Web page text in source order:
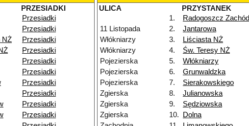
PRZESIADKI
Przesiadki
Przesiadki
NŻ
Przesiadki
Przesiadki
Przesiadki
Przesiadki
Przesiadki
Przesiadki
Przesiadki
Przesiadki
ULICA
PRZYSTANEK
1.
Radogoszcz Zachód
11 Listopada
2. Jantarowa
Włókniarzy
3. Liściasta NŻ
Włókniarzy
4. Św. Teresy NŻ
Pojezierska
5. Włókniarzy
Pojezierska
6. Grunwaldzka
Pojezierska
7. Sierakowskiego
Zgierska
8. Julianowska
Zgierska
9. Sędziowska
Zgierska
10. Dolna